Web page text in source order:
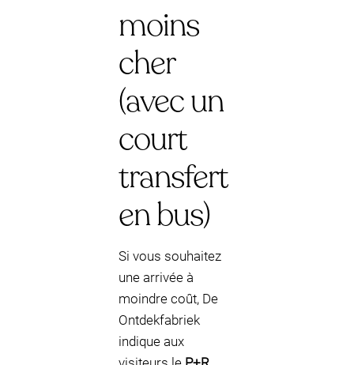
moins
cher
(avec un
court
transfert
en bus)
Si vous souhaitez
une arrivée à
moindre coût, De
Ontdekfabriek
indique aux